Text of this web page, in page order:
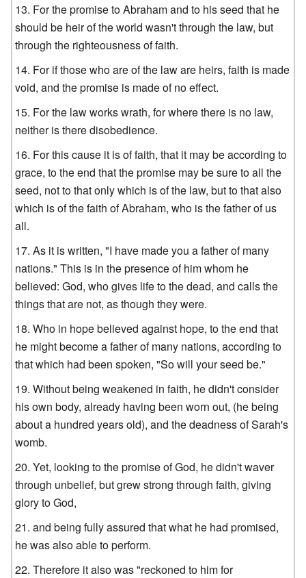
For the promise to Abraham and to his seed that he
should be heir of the world wasn't through the law, but
through the righteousness of faith.
For if those who are of the law are heirs, faith is made
void, and the promise is made of no effect.
For the law works wrath, for where there is no law,
neither is there disobedience.
For this cause it is of faith, that it may be according to
grace, to the end that the promise may be sure to all the
seed, not to that only which is of the law, but to that also
which is of the faith of Abraham, who is the father of us
all.
As it is written, "I have made you a father of many
nations." This is in the presence of him whom he
believed: God, who gives life to the dead, and calls the
things that are not, as though they were.
Who in hope believed against hope, to the end that
he might become a father of many nations, according to
that which had been spoken, "So will your seed be."
Without being weakened in faith, he didn't consider
his own body, already having been worn out, (he being
about a hundred years old), and the deadness of Sarah's
womb.
Yet, looking to the promise of God, he didn't waver
through unbelief, but grew strong through faith, giving
glory to God,
and being fully assured that what he had promised,
he was also able to perform.
Therefore it also was "reckoned to him for